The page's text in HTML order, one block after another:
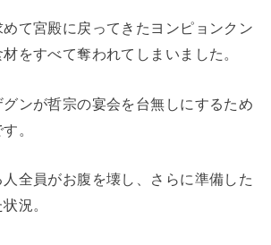
めて宮殿に戻ってきたヨンピョンクン
をすべて奪われてしまいました。
ンが哲宗の宴会を台無しにするため
。
全員がお腹を壊し、さらに準備した
況。